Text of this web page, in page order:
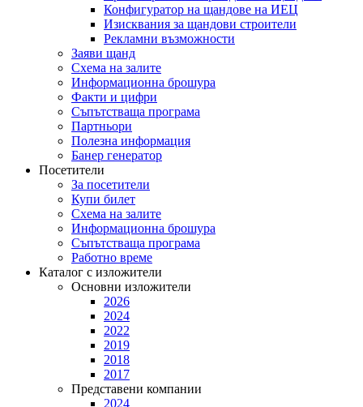
Конфигуратор на щандове на ИЕЦ
Изисквания за щандови строители
Рекламни възможности
Заяви щанд
Схема на залите
Информационна брошура
Факти и цифри
Съпътстваща програма
Партньори
Полезна информация
Банер генератор
Посетители
За посетители
Купи билет
Схема на залите
Информационна брошура
Съпътстваща програма
Работно време
Каталог с изложители
Основни изложители
2026
2024
2022
2019
2018
2017
Представени компании
2024